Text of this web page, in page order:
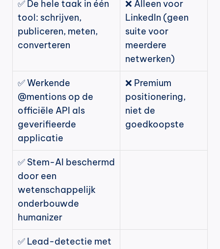
✅ De hele taak in één
tool: schrijven,
publiceren, meten,
converteren
❌ Alleen voor
LinkedIn (geen
suite voor
meerdere
netwerken)
✅ Werkende
@mentions op de
officiële API als
geverifieerde
applicatie
❌ Premium
positionering,
niet de
goedkoopste
✅ Stem-AI beschermd
door een
wetenschappelijk
onderbouwde
humanizer
✅ Lead-detectie met